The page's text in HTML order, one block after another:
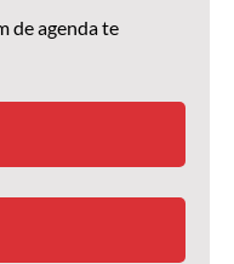
de agenda te